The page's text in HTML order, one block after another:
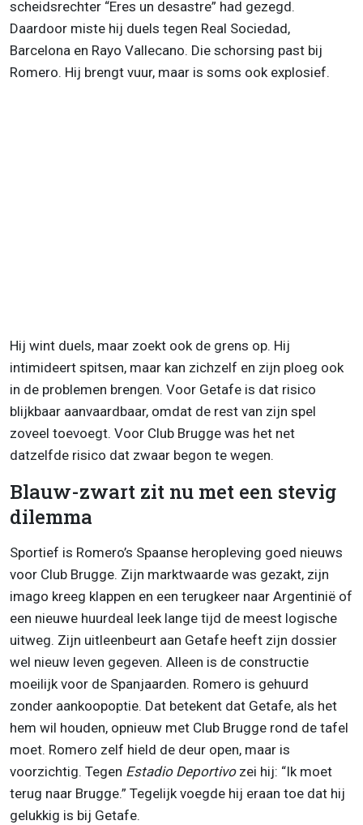
scheidsrechter “Eres un desastre” had gezegd.
Daardoor miste hij duels tegen Real Sociedad,
Barcelona en Rayo Vallecano. Die schorsing past bij
Romero. Hij brengt vuur, maar is soms ook explosief.
Hij wint duels, maar zoekt ook de grens op. Hij
intimideert spitsen, maar kan zichzelf en zijn ploeg ook
in de problemen brengen. Voor Getafe is dat risico
blijkbaar aanvaardbaar, omdat de rest van zijn spel
zoveel toevoegt. Voor Club Brugge was het net
datzelfde risico dat zwaar begon te wegen.
Blauw-zwart zit nu met een stevig
dilemma
Sportief is Romero’s Spaanse heropleving goed nieuws
voor Club Brugge. Zijn marktwaarde was gezakt, zijn
imago kreeg klappen en een terugkeer naar Argentinië of
een nieuwe huurdeal leek lange tijd de meest logische
uitweg. Zijn uitleenbeurt aan Getafe heeft zijn dossier
wel nieuw leven gegeven. Alleen is de constructie
moeilijk voor de Spanjaarden. Romero is gehuurd
zonder aankoopoptie. Dat betekent dat Getafe, als het
hem wil houden, opnieuw met Club Brugge rond de tafel
moet. Romero zelf hield de deur open, maar is
voorzichtig. Tegen Estadio Deportivozei hij: “Ik moet
terug naar Brugge.” Tegelijk voegde hij eraan toe dat hij
gelukkig is bij Getafe.